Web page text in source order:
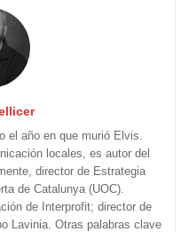
el año en que murió Elvis.
locales, es autor del
director de Estrategia
de Catalunya (UOC).
de Interprofit; director de
Lavinia. Otras palabras clave